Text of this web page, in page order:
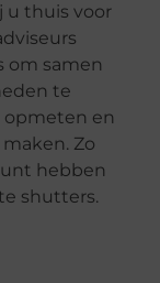
u thuis voor
om samen
te
opmeten en
Zo
hebben
shutters.